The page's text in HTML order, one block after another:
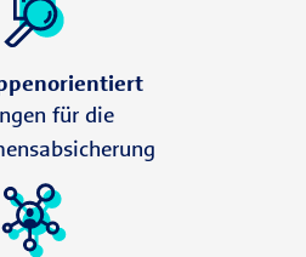
für die